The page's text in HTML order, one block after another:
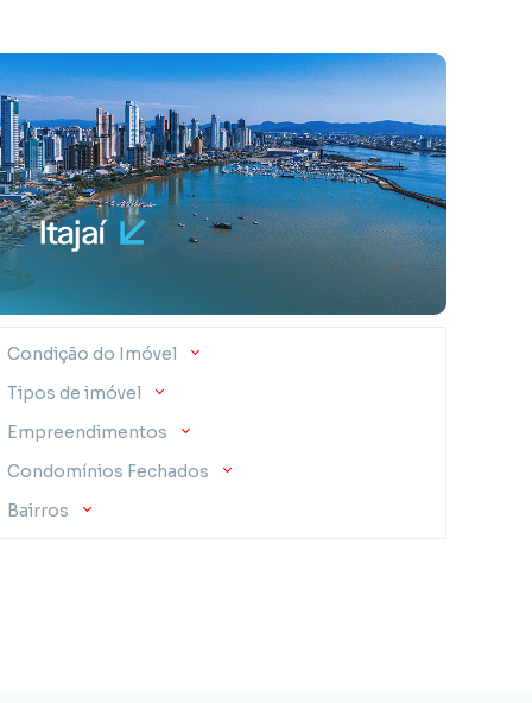
Condição do Imóvel
Tipos de imóvel
Empreendimentos
Condomínios Fechados
Bairros